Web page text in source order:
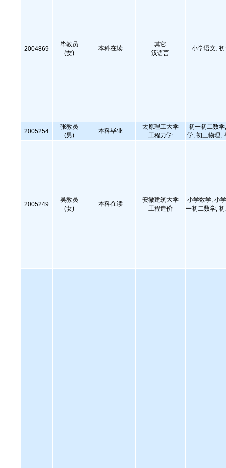
2004869
毕教员
(女)
本科在读
其它
汉语言
小学语文,
2005254
张教员
(男)
本科毕业
太原理工大学
工程力学
初一初二数
学, 初三物理,
2005249
吴教员
(女)
本科在读
安徽建筑大学
工程造价
小学数学, 小
一初二数学,